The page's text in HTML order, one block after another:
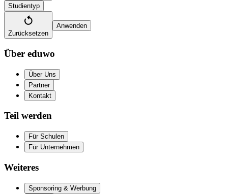
Studientyp
Zurücksetzen
Anwenden
Über eduwo
Über Uns
Partner
Kontakt
Teil werden
Für Schulen
Für Unternehmen
Weiteres
Sponsoring & Werbung